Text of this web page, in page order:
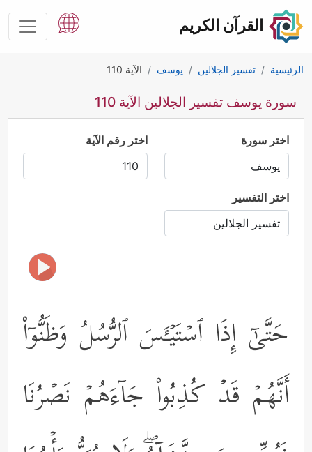
القرآن الكريم
الرئيسية تفسير الجلالين يوسف الآية 110
سورة يوسف تفسير الجلالين الآية 110
اختر سورة اختر رقم الآية
اختر التفسير
حَتَّىٰۤ إِذَا ٱسۡتَیۡـَٔسَ ٱلرُّسُلُ وَظَنُّوۤاْ
أَنَّهُمۡ قَدۡ كُذِبُواْ جَاۤءَهُمۡ نَصۡرُنَا